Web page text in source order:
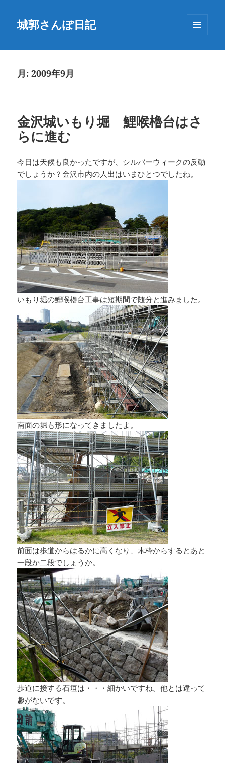
城郭さんぽ日記
ーとウ
月:2009年9月
金沢城いもり堀 鯉喉櫓台はさ
らに進む
今日は天候も良かったですが、シルバーウィークの反動
でしょうか？金沢市内の人出はいまひとつでしたね。
いもり堀の鯉喉櫓台工事は短期間で随分と進みました。
南面の堀も形になってきましたよ。
前面は歩道からはるかに高くなり、木枠からするとあと
一段か二段でしょうか。
歩道に接する石垣は・・・細かいですね。他とは違って
趣がないです。